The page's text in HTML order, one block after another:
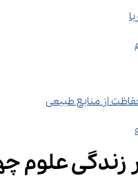
از منابع طبیعی
زندگی علوم